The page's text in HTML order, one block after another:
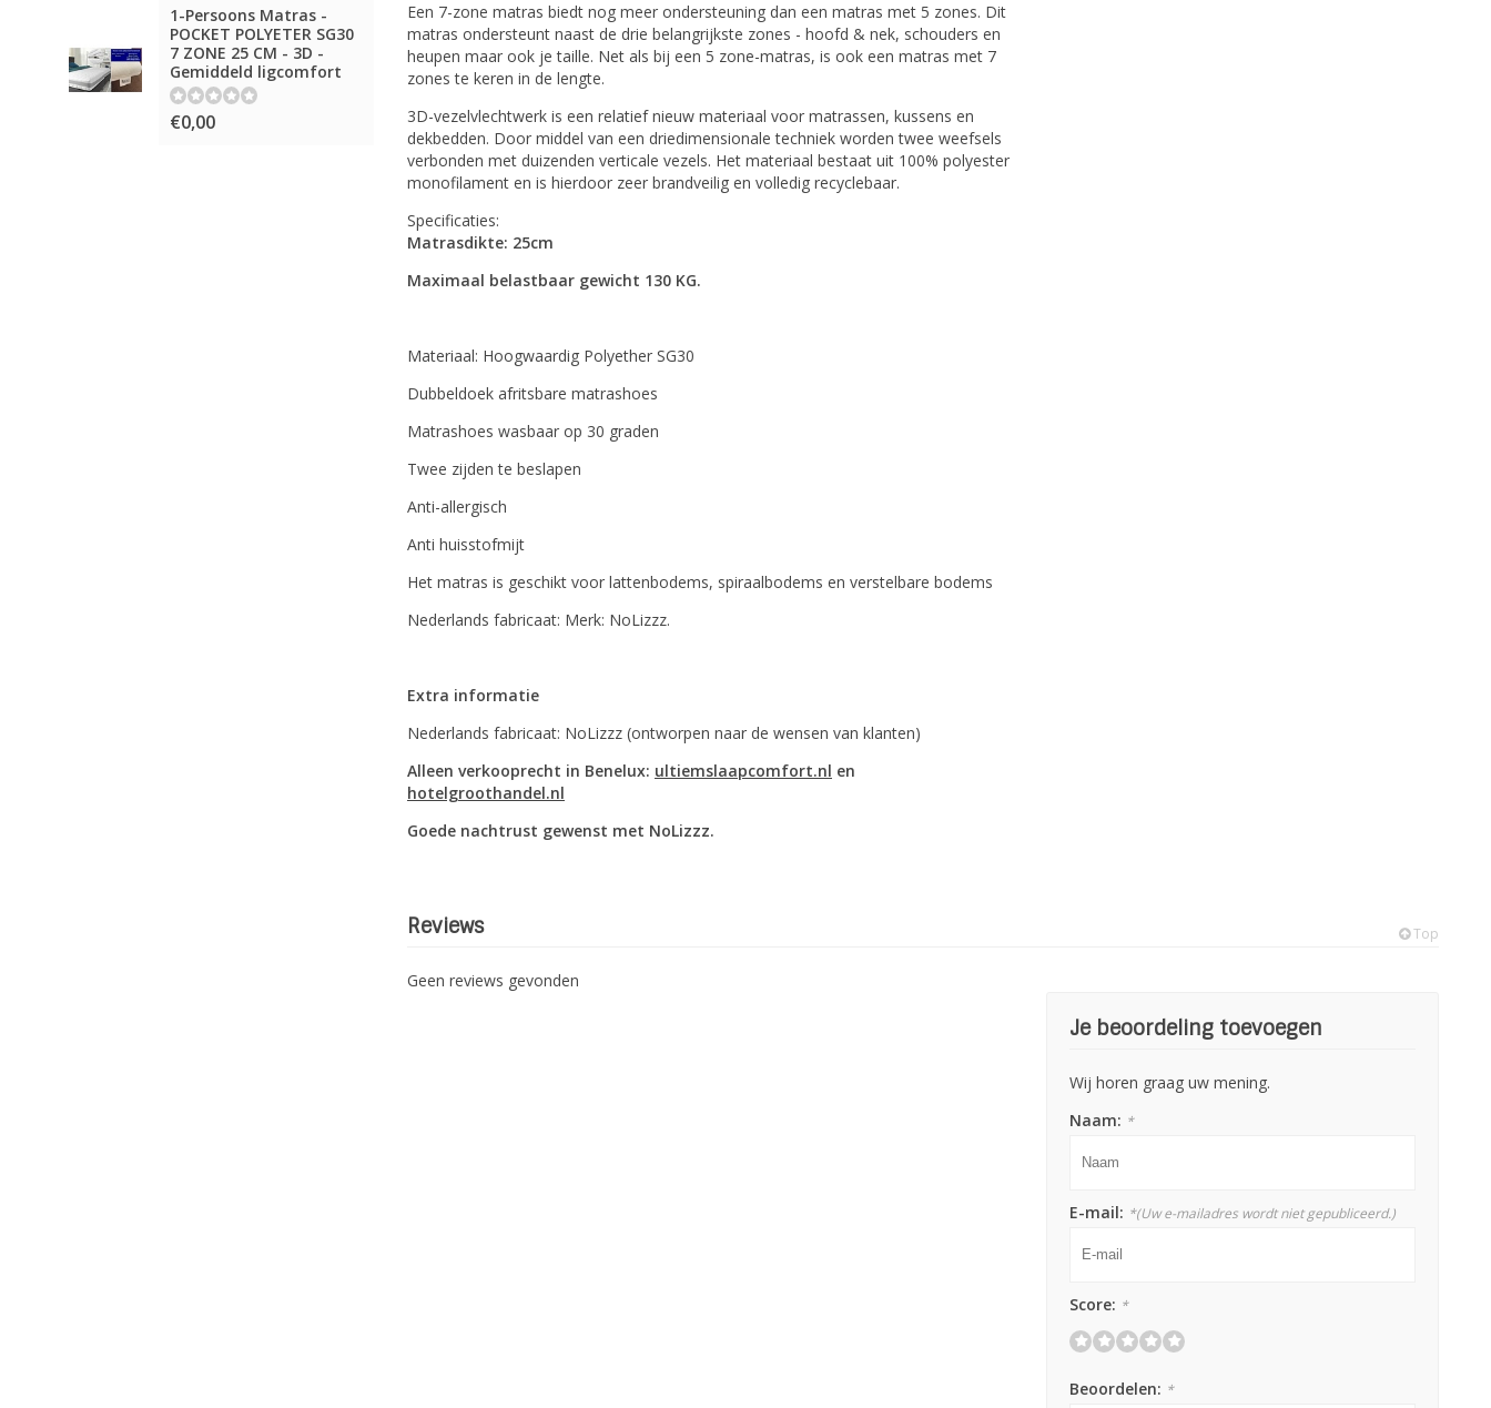
1-Persoons Matras -
POCKET POLYETER SG30
7 ZONE 25 CM - 3D -
Gemiddeld ligcomfort
€0,00
Een 7-zone matras biedt nog meer ondersteuning dan een matras met 5 zones. Dit
matras ondersteunt naast de drie belangrijkste zones - hoofd & nek, schouders en
heupen maar ook je taille. Net als bij een 5 zone-matras, is ook een matras met 7
zones te keren in de lengte.
3D-vezelvlechtwerk is een relatief nieuw materiaal voor matrassen, kussens en
dekbedden. Door middel van een driedimensionale techniek worden twee weefsels
verbonden met duizenden verticale vezels. Het materiaal bestaat uit 100% polyester
monofilament en is hierdoor zeer brandveilig en volledig recyclebaar.
Specificaties:
Matrasdikte: 25cm
Maximaal belastbaar gewicht 130 KG.
Materiaal: Hoogwaardig Polyether SG30
Dubbeldoek afritsbare matrashoes
Matrashoes wasbaar op 30 graden
Twee zijden te beslapen
Anti-allergisch
Anti huisstofmijt
Het matras is geschikt voor lattenbodems, spiraalbodems en verstelbare bodems
Nederlands fabricaat: Merk: NoLizzz.
Extra informatie
Nederlands fabricaat: NoLizzz (ontworpen naar de wensen van klanten)
Alleen verkooprecht in Benelux: ultiemslaapcomfort.nl en
hotelgroothandel.nl
Goede nachtrust gewenst met NoLizzz.
Reviews Top
Geen reviews gevonden
Je beoordeling toevoegen
Wij horen graag uw mening.
Naam: *
E-mail: *(Uw e-mailadres wordt niet gepubliceerd.)
Score: *
Beoordelen: *